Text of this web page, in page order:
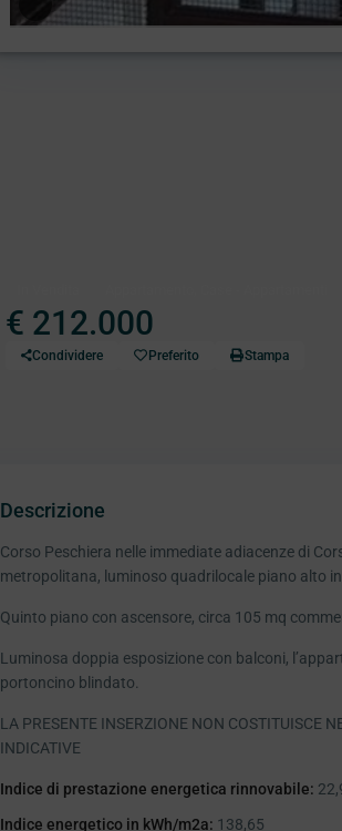
€ 212.000
Condividere Preferito Stampa
Descrizione
Corso Peschiera nelle immediate adiacenze di
metropolitana, luminoso quadrilocale piano alto in
Quinto piano con ascensore, circa 105 mq
Luminosa doppia esposizione con balconi,
portoncino blindato.
LA PRESENTE INSERZIONE NON COSTITUISCE
INDICATIVE
Indice di prestazione energetica rinnovabile:
Indice energetico in kWh/m2a: 138,65